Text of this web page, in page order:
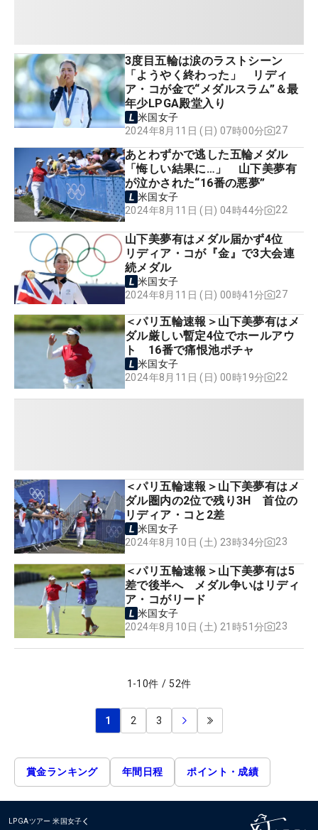
3度目五輪は涙のラストシーン
「ようやく終わった」 リディ
ア・コが金で“メダルスラム”＆最
年少LPGA殿堂入り
米国女子
2024年8月11日 (日) 07時00分
27
あとわずかで逃した五輪メダル
「悔しい結果に…」 山下美夢有
が泣かされた“16番の悪夢”
米国女子
2024年8月11日 (日) 04時44分
22
山下美夢有はメダル届かず4位
リディア・コが『金』で3大会連
続メダル
米国女子
2024年8月11日 (日) 00時41分
27
＜パリ五輪速報＞山下美夢有はメ
ダル厳しい暫定4位でホールアウ
ト 16番で痛恨池ポチャ
米国女子
2024年8月11日 (日) 00時19分
22
＜パリ五輪速報＞山下美夢有はメ
ダル圏内の2位で残り3H 首位の
リディア・コと2差
米国女子
2024年8月10日 (土) 23時34分
23
＜パリ五輪速報＞山下美夢有は5
差で後半へ メダル争いはリディ
ア・コがリード
米国女子
2024年8月10日 (土) 21時51分
23
1 -10件 / 52件
1 2 3
賞金ランキング 年間日程 ポイント・成績
LPGAツアー 米国女子